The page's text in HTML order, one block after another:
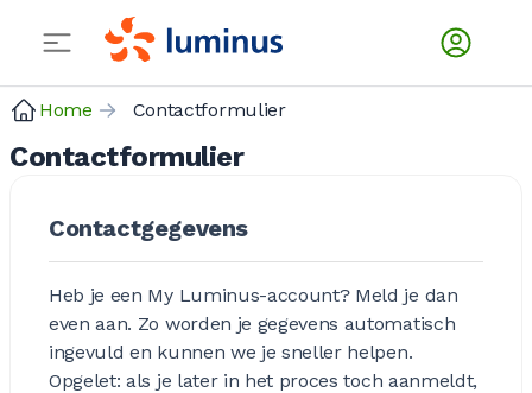
Home Contactformulier
Contactformulier
Contactgegevens
Heb je een My Luminus-account? Meld je dan
even aan. Zo worden je gegevens automatisch
ingevuld en kunnen we je sneller helpen.
Opgelet: als je later in het proces toch aanmeldt,